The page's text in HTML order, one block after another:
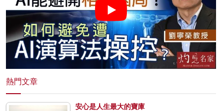
熱門文章
安心是人生最大的寶庫